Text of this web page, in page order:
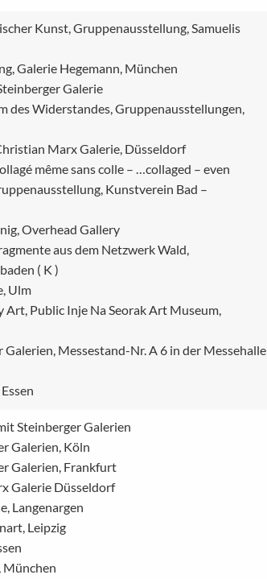
Kunst, Gruppenausstellung, Samuelis
Galerie Hegemann, München
Galerie
des Widerstandes, Gruppenausstellungen,
Marx Galerie, Düsseldorf
même sans colle – …collaged – even
Kunstverein Bad –
Overhead Gallery
aus dem Netzwerk Wald,
( K )
Ulm
Public Inje Na Seorak Art Museum,
Messestand-Nr. A 6 in der Messehalle
Steinberger Galerien
Galerien, Köln
Galerien, Frankfurt
Galerie Düsseldorf
Langenargen
Leipzig
München